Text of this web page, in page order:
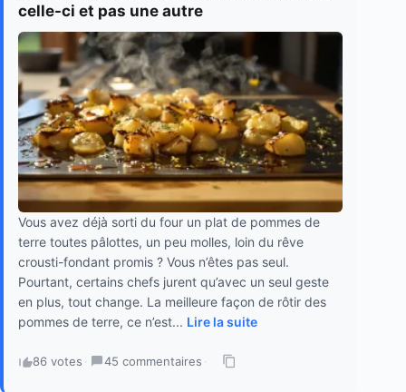
celle-ci et pas une autre
Vous avez déjà sorti du four un plat de pommes de
terre toutes pâlottes, un peu molles, loin du rêve
crousti-fondant promis ? Vous n’êtes pas seul.
Pourtant, certains chefs jurent qu’avec un seul geste
en plus, tout change. La meilleure façon de rôtir des
pommes de terre, ce n’est... Lire la suite
86 votes · 45 commentaires ·